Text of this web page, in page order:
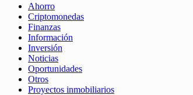
Ahorro
Criptomonedas
Finanzas
Información
Inversión
Noticias
Oportunidades
Otros
Proyectos inmobiliarios